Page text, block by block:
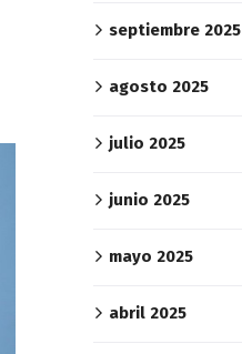
septiembre 2025
agosto 2025
julio 2025
junio 2025
mayo 2025
abril 2025